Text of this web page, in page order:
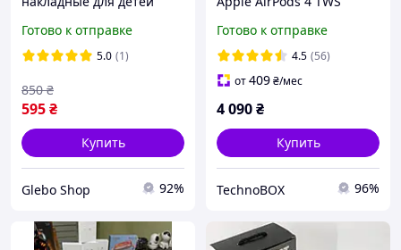
наушники с ушками
детские чёрные Borofone
Готово к отправке
5.0 (1)
595₴
850 ₴
Купить
Glebo Shop 92%
шумоподавлением для
iOS 16-18
Готово к отправке
4.5 (56)
от409₴/мес
4 090₴
Купить
TechnoBOX 96%